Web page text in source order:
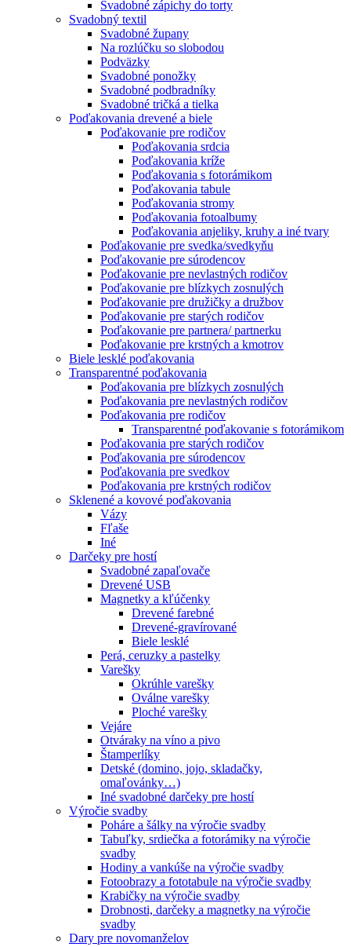
Svadobné zápichy do torty
Svadobný textil
Svadobné župany
Na rozlúčku so slobodou
Podväzky
Svadobné ponožky
Svadobné podbradníky
Svadobné tričká a tielka
Poďakovania drevené a biele
Poďakovanie pre rodičov
Poďakovania srdcia
Poďakovania kríže
Poďakovania s fotorámikom
Poďakovania tabule
Poďakovania stromy
Poďakovania fotoalbumy
Poďakovania anjeliky, kruhy a iné tvary
Poďakovanie pre svedka/svedkyňu
Poďakovanie pre súrodencov
Poďakovanie pre nevlastných rodičov
Poďakovanie pre blízkych zosnulých
Poďakovanie pre družičky a družbov
Poďakovanie pre starých rodičov
Poďakovanie pre partnera/ partnerku
Poďakovanie pre krstných a kmotrov
Biele lesklé poďakovania
Transparentné poďakovania
Poďakovania pre blízkych zosnulých
Poďakovania pre nevlastných rodičov
Poďakovania pre rodičov
Transparentné poďakovanie s fotorámikom
Poďakovania pre starých rodičov
Poďakovania pre súrodencov
Poďakovania pre svedkov
Poďakovania pre krstných rodičov
Sklenené a kovové poďakovania
Vázy
Fľaše
Iné
Darčeky pre hostí
Svadobné zapaľovače
Drevené USB
Magnetky a kľúčenky
Drevené farebné
Drevené-gravírované
Biele lesklé
Perá, ceruzky a pastelky
Varešky
Okrúhle varešky
Oválne varešky
Ploché varešky
Vejáre
Otváraky na víno a pivo
Štamperlíky
Detské (domino, jojo, skladačky,
omaľovánky…)
Iné svadobné darčeky pre hostí
Výročie svadby
Poháre a šálky na výročie svadby
Tabuľky, srdiečka a fotorámiky na výročie
svadby
Hodiny a vankúše na výročie svadby
Fotoobrazy a fototabule na výročie svadby
Krabičky na výročie svadby
Drobnosti, darčeky a magnetky na výročie
svadby
Dary pre novomanželov